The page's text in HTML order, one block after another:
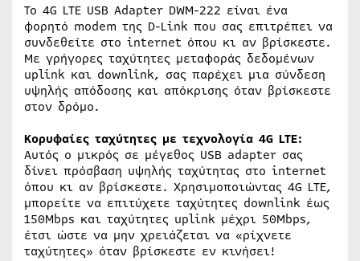
Το 4G LTE USB Adapter DWM-222 είναι ένα
φορητό modem της D-Link που σας επιτρέπει να
συνδεθείτε στο internet όπου κι αν βρίσκεστε.
Με γρήγορες ταχύτητες μεταφοράς δεδομένων
uplink και downlink, σας παρέχει μια σύνδεση
υψηλής απόδοσης και απόκρισης όταν βρίσκεστε
στον δρόμο.
Κορυφαίες ταχύτητες με τεχνολογία 4G LTE:
Αυτός ο μικρός σε μέγεθος USB adapter σας
δίνει πρόσβαση υψηλής ταχύτητας στο internet
όπου κι αν βρίσκεστε. Χρησιμοποιώντας 4G LTE,
μπορείτε να επιτύχετε ταχύτητες downlink έως
150Mbps και ταχύτητες uplink μέχρι 50Mbps,
έτσι ώστε να μην χρειάζεται να «ρίχνετε
ταχύτητες» όταν βρίσκεστε εν κινήσει!